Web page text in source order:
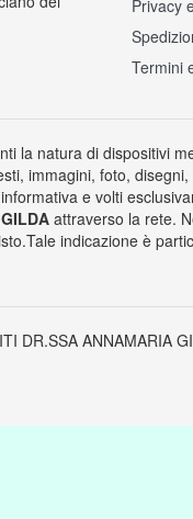
Privacy
Termini
la natura di dispositivi
immagini, foto,
e volti
attraverso la rete.
indicazione è
DR.SSA ANNAMARIA